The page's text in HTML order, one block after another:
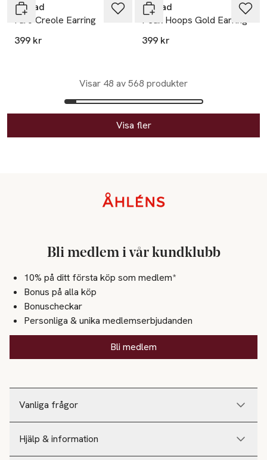
Edblad
Furo Creole Earring
399 kr
Edblad
Peak Hoops Gold Earring
399 kr
Visar 48 av 568 produkter
Visa fler
Vanliga frågor
Hjälp & information
Bli medlem i vår kundklubb
10% på ditt första köp som medlem*
Bonus på alla köp
Bonuscheckar
Personliga & unika medlemserbjudanden
Bli medlem